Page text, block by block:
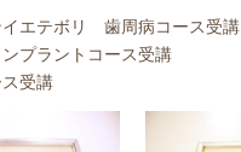
イエテボリ 歯周病コース受講
プラントコース受講
受講